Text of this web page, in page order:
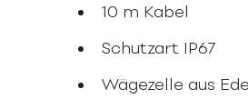
10 m Kabel
Schutzart IP67
Wägezelle aus